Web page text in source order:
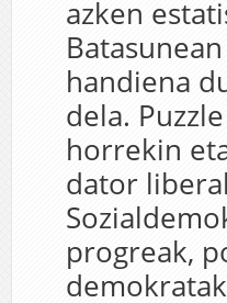
azken
handiena
dela.
horrekin
dator
progreak,